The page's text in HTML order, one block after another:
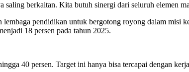
berkaitan. Kita butuh sinergi dari seluruh elemen
pendidikan untuk bergotong royong dalam misi
18 persen pada tahun 2025.
40 persen. Target ini hanya bisa tercapai dengan